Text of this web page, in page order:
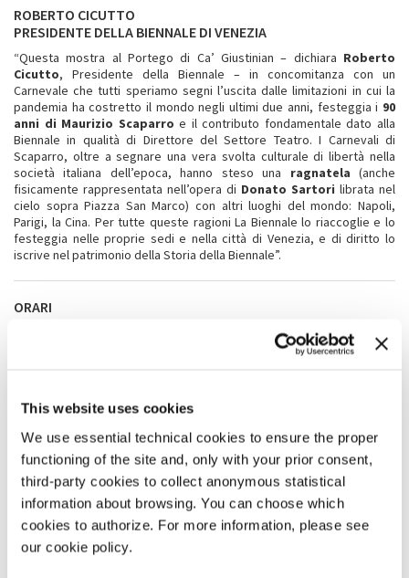
This website uses cookies
We use essential technical cookies to ensure the proper
functioning of the site and, only with your prior consent,
third-party cookies to collect anonymous statistical
information about browsing. You can choose which
cookies to authorize. For more information, please see
our cookie policy.
ROBERTO CICUTTO
PRESIDENTE DELLA BIENNALE DI VENEZIA
“Questa mostra al Portego di Ca’ Giustinian – dichiara Roberto
Cicutto, Presidente della Biennale – in concomitanza con un
Carnevale che tutti speriamo segni l’uscita dalle limitazioni in cui la
pandemia ha costretto il mondo negli ultimi due anni, festeggia i 90
anni di Maurizio Scaparro e il contributo fondamentale dato alla
Biennale in qualità di Direttore del Settore Teatro. I Carnevali di
Scaparro, oltre a segnare una vera svolta culturale di libertà nella
società italiana dell’epoca, hanno steso una ragnatela (anche
fisicamente rappresentata nell’opera di Donato Sartori librata nel
cielo sopra Piazza San Marco) con altri luoghi del mondo: Napoli,
Parigi, la Cina. Per tutte queste ragioni La Biennale lo riaccoglie e lo
festeggia nelle proprie sedi e nella città di Venezia, e di diritto lo
iscrive nel patrimonio della Storia della Biennale”.
ORARI
La mostra sarà aperta fino al 15 maggio, dal lunedì al sabato dalle
10.00 alle 19.00 e le domeniche di Carnevale 20 e 27 febbraio, con
ANNI